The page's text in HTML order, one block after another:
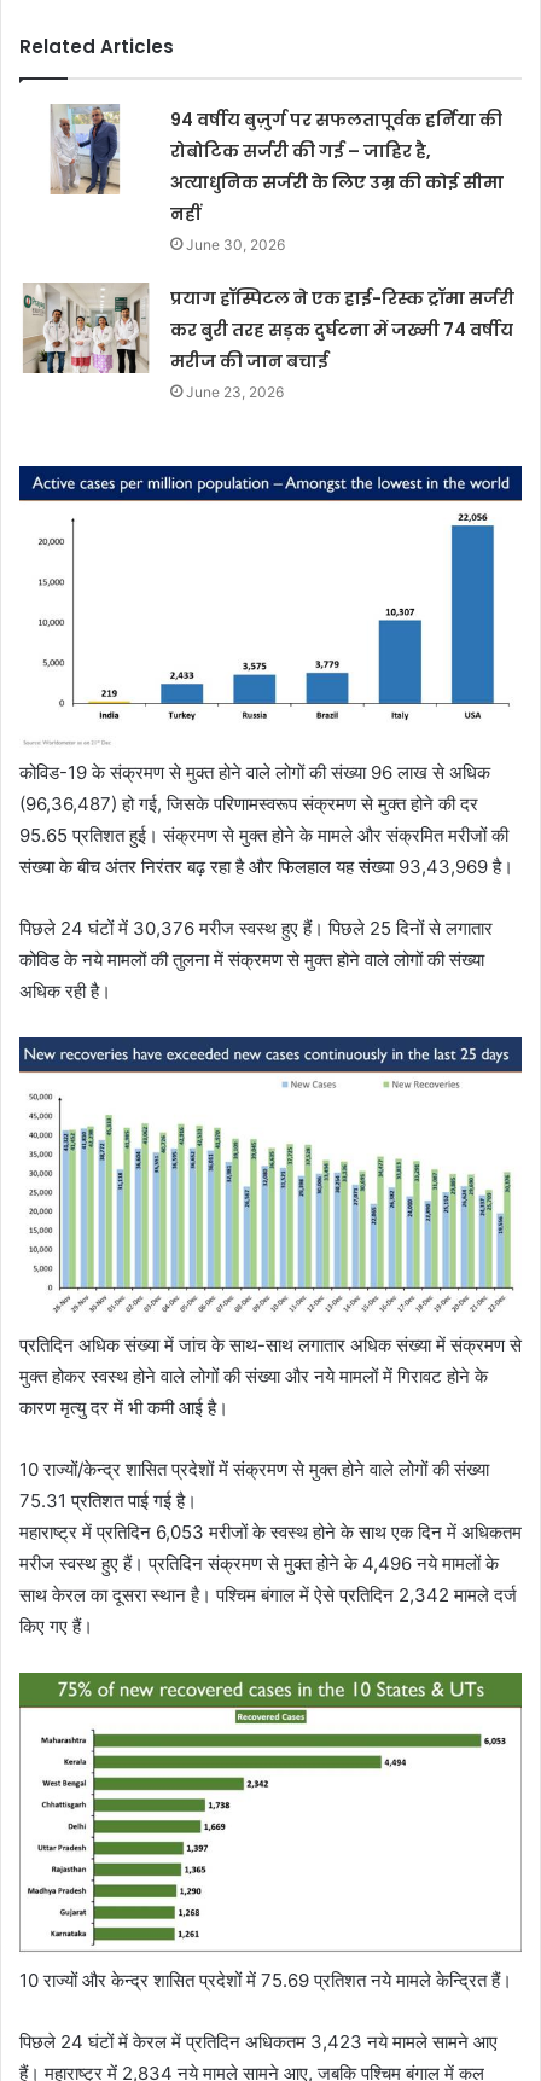
Related Articles
94 वर्षीय बुज़ुर्ग पर सफलतापूर्वक हर्निया की
रोबोटिक सर्जरी की गई – जाहिर है,
अत्याधुनिक सर्जरी के लिए उम्र की कोई सीमा
नहीं
June 30, 2026
प्रयाग हॉस्पिटल ने एक हाई-रिस्क ट्रॉमा सर्जरी
कर बुरी तरह सड़क दुर्घटना में जख्मी 74 वर्षीय
मरीज की जान बचाई
June 23, 2026
कोविड-19 के संक्रमण से मुक्‍त होने वाले लोगों की संख्‍या 96 लाख से अधिक
(96,36,487) हो गई, जिसके परिणामस्‍वरूप संक्रमण से मुक्‍त होने की दर
95.65 प्रतिशत हुई। संक्रमण से मुक्‍त होने के मामले और संक्रमित मरीजों की
संख्‍या के बीच अंतर निरंतर बढ़ रहा है और फिलहाल यह संख्‍या 93,43,969 है।
पिछले 24 घंटों में 30,376 मरीज स्‍वस्‍थ हुए हैं। पिछले 25 दिनों से लगातार
कोविड के नये मामलों की तुलना में संक्रमण से मुक्‍त होने वाले लोगों की संख्‍या
अधिक रही है।
प्रतिदिन अधिक संख्‍या में जांच के साथ-साथ लगातार अधिक संख्‍या में संक्रमण से
मुक्‍त होकर स्‍वस्‍थ होने वाले लोगों की संख्‍या और नये मामलों में गिरावट होने के
कारण मृत्‍यु दर में भी कमी आई है।
10 राज्‍यों/केन्‍द्र शासित प्रदेशों में संक्रमण से मुक्‍त होने वाले लोगों की संख्‍या
75.31 प्रतिशत पाई गई है।
महाराष्‍ट्र में प्रतिदिन 6,053 मरीजों के स्‍वस्‍थ होने के साथ एक दिन में अधिकतम
मरीज स्‍वस्‍थ हुए हैं। प्रतिदिन संक्रमण से मुक्‍त होने के 4,496 नये मामलों के
साथ केरल का दूसरा स्‍थान है। पश्चिम बंगाल में ऐसे प्रतिदिन 2,342 मामले दर्ज
किए गए हैं।
10 राज्‍यों और केन्‍द्र शासित प्रदेशों में 75.69 प्रतिशत नये मामले केन्द्रित हैं।
पिछले 24 घंटों में केरल में प्रतिदिन अधिकतम 3,423 नये मामले सामने आए
हैं। महाराष्‍ट्र में 2,834 नये मामले सामने आए, जबकि पश्चिम बंगाल में कल